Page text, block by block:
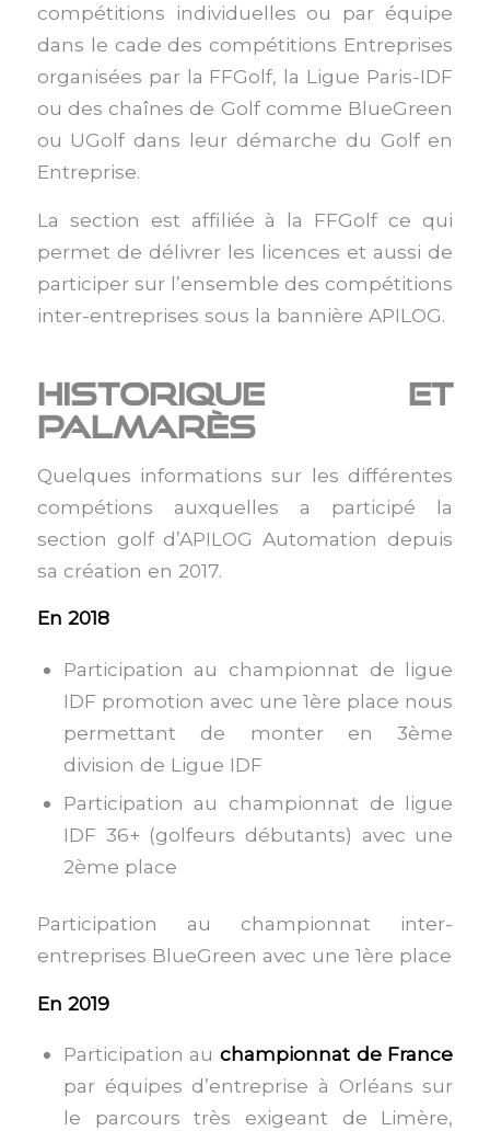
compétitions individuelles ou par équipe
dans le cade des compétitions Entreprises
organisées par la FFGolf, la Ligue Paris-IDF
ou des chaînes de Golf comme BlueGreen
ou UGolf dans leur démarche du Golf en
Entreprise.
La section est affiliée à la FFGolf ce qui
permet de délivrer les licences et aussi de
participer sur l’ensemble des compétitions
inter-entreprises sous la bannière APILOG.
Historique et
Palmarès
Quelques informations sur les différentes
compétions auxquelles a participé la
section golf d’APILOG Automation depuis
sa création en 2017.
En 2018
Participation au championnat de ligue
IDF promotion avec une 1ère place nous
permettant de monter en 3ème
division de Ligue IDF
Participation au championnat de ligue
IDF 36+ (golfeurs débutants) avec une
2ème place
Participation au championnat inter-
entreprises BlueGreen avec une 1ère place
En 2019
Participation auchampionnat de France
par équipes d’entreprise à Orléans sur
le parcours très exigeant de Limère,